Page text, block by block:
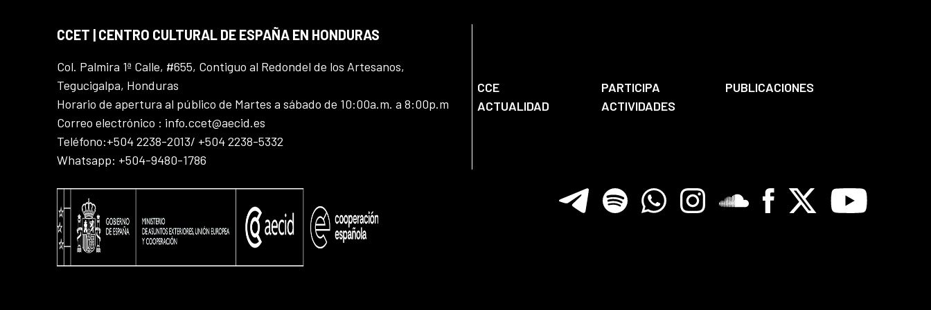
CCET | CENTRO CULTURAL DE ESPAÑA EN HONDURAS
Col. Palmira 1ª Calle, #655, Contiguo al Redondel de los Artesanos,
Tegucigalpa, Honduras
Horario de apertura al público de Martes a sábado de 10:00a.m. a 8:00p.m
Correo electrónico : info.ccet@aecid.es
Teléfono:+504 2238-2013/ +504 2238-5332
Whatsapp: +504-9480-1786
CCE PARTICIPA
PUBLICACIONES
ACTUALIDAD
ACTIVIDADES
TelegramSpotify WhatsappInstagramSoundcloreFacebook
X Youtube